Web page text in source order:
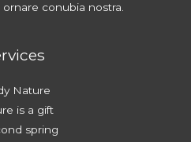
conubia nostra.
Nature
is a gift
spring